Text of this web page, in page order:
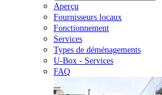
Aperçu
Fournisseurs locaux
Fonctionnement
Services
Types de déménagements
U-Box - Services
FAQ